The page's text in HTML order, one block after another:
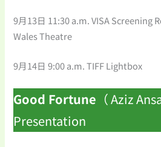
9月13日 11:30 a.m. VISA Screening
Wales Theatre
9月14日 9:00 a.m. TIFF Lightbox
Good Fortune （ Aziz
Presentation